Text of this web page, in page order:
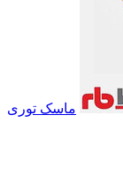
ماسک توری